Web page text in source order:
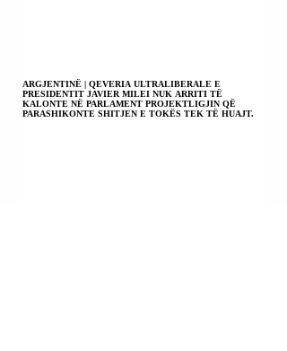
ARGJENTINË | QEVERIA ULTRALIBERALE E
PRESIDENTIT JAVIER MILEI NUK ARRITI TË
KALONTE NË PARLAMENT PROJEKTLIGJIN QË
PARASHIKONTE SHITJEN E TOKËS TEK TË HUAJT.